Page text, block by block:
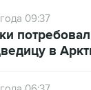
09:37
в